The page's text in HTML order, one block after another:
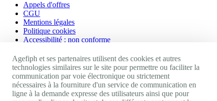
Appels d'offres
CGU
Mentions légales
Politique cookies
Accessibilité : non conforme
Nos autres sites
Site portail Agefiph
Activateur de progrès
Handinnov
Agefiph et ses partenaires utilisent des cookies et autres
technologies similaires sur le site pour permettre ou faciliter la
communication par voie électronique ou strictement
nécessaires à la fourniture d'un service de communication en
ligne à la demande expresse des utilisateurs ainsi que pour